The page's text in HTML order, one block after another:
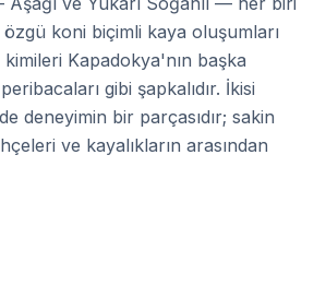
koni biçimli kaya oluşumları
kimileri Kapadokya'nın başka
gibi şapkalıdır. İkisi
deneyimin bir parçasıdır; sakin
ve kayalıkların arasından